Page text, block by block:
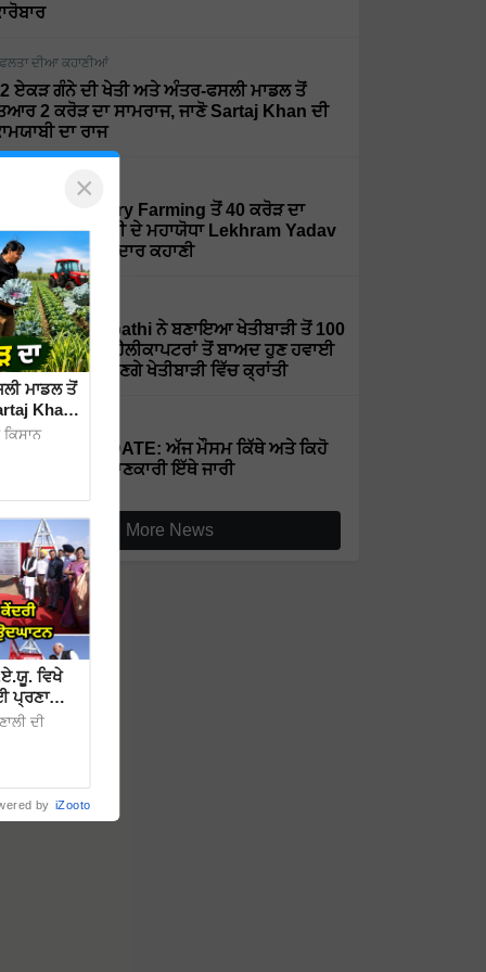
ਦੀਆ ਕਹਾਣੀਆਂ
ਏਕੜ ਗੰਨੇ ਦੀ ਖੇਤੀ ਅਤੇ ਅੰਤਰ-ਫਸਲੀ ਮਾਡਲ ਤੋਂ
2 ਕਰੋੜ ਦਾ ਸਾਮਰਾਜ, ਜਾਣੋ Sartaj Khan ਦੀ
ਦਾ ਰਾਜ
ਦੀਆ ਕਹਾਣੀਆਂ
Organic ਅਤੇ Dairy Farming ਤੋਂ 40 ਕਰੋੜ ਦਾ
ਦੇਖੋ ਮਿੱਟੀ ਦੇ ਮਹਾਯੋਧਾ Lekhram Yadav
ਸਫਲਤਾ ਦੀ ਸ਼ਾਨਦਾਰ ਕਹਾਣੀ
ਦੀਆ ਕਹਾਣੀਆਂ
Dr. Rajaram Tripathi ਨੇ ਬਣਾਇਆ ਖੇਤੀਬਾੜੀ ਤੋਂ 100
ਦਾ ਕਾਰੋਬਾਰ, ਹੈਲੀਕਾਪਟਰਾਂ ਤੋਂ ਬਾਅਦ ਹੁਣ ਹਵਾਈ
ਨਾਲ ਲਿਆਉਣਗੇ ਖੇਤੀਬਾੜੀ ਵਿੱਚ ਕ੍ਰਾਂਤੀ
UPDATE: ਅੱਜ ਮੌਸਮ ਕਿੱਥੇ ਅਤੇ ਕਿਹੋ
ਜਿਹਾ ਰਹੇਗਾ, ਪੂਰੀ ਜਾਣਕਾਰੀ ਇੱਥੇ ਜਾਰੀ
More News
×
ਮਾਡਲ ਤੋਂ
Khan
ਵਿਖੇ
ਪ੍ਰਣਾਲੀ
ਦੀ
by iZooto